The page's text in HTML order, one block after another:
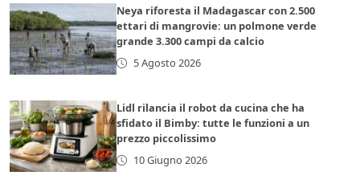
Neya riforesta il Madagascar con 2.500
ettari di mangrovie: un polmone verde
grande 3.300 campi da calcio
5 Agosto 2026
Lidl rilancia il robot da cucina che ha
sfidato il Bimby: tutte le funzioni a un
prezzo piccolissimo
10 Giugno 2026